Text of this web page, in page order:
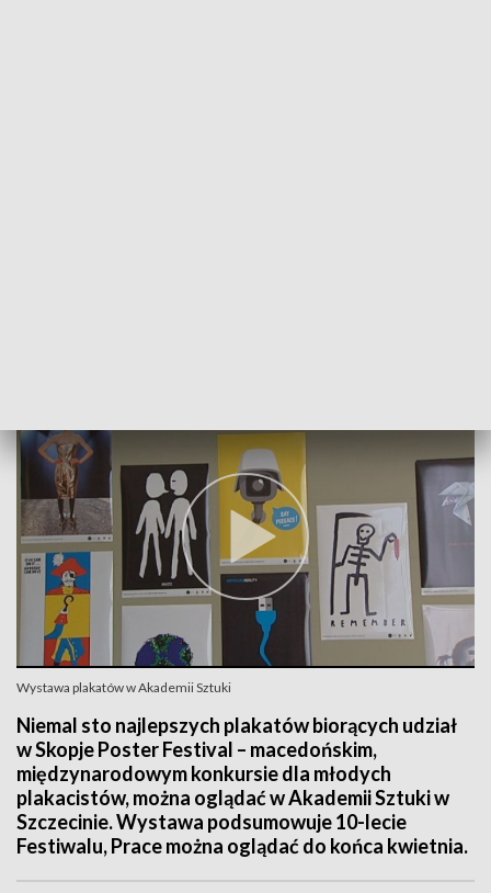
Wystawa plakatów w Akademii Sztuki
Niemal sto najlepszych plakatów biorących udział
w Skopje Poster Festival – macedońskim,
międzynarodowym konkursie dla młodych
plakacistów, można oglądać w Akademii Sztuki w
Szczecinie. Wystawa podsumowuje 10-lecie
Festiwalu, Prace można oglądać do końca kwietnia.